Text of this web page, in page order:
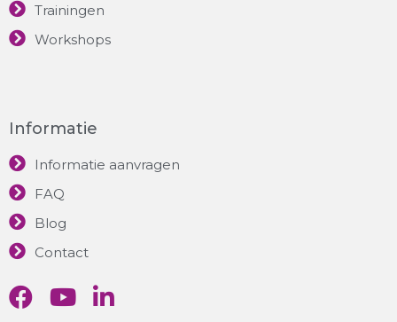
Trainingen
Workshops
Informatie
Informatie aanvragen
FAQ
Blog
Contact